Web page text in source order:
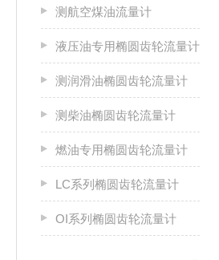
测航空煤油流量计
液压油专用椭圆齿轮流量计
测润滑油椭圆齿轮流量计
测柴油椭圆齿轮流量计
燃油专用椭圆齿轮流量计
LC系列椭圆齿轮流量计
OI系列椭圆齿轮流量计